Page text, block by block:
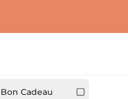
Bon Cadeau